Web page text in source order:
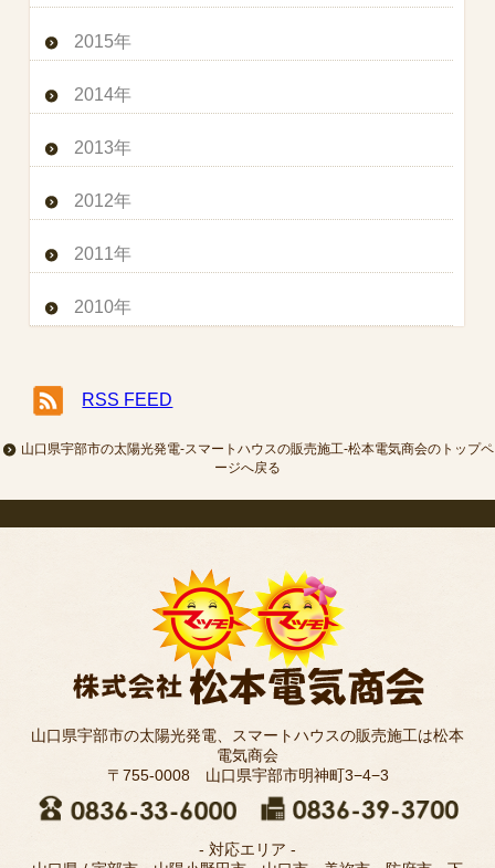
2015年
2014年
2013年
2012年
2011年
2010年
RSS FEED
山口県宇部市の太陽光発電-スマートハウスの販売施工-松本電気商会のトップペ
ージへ戻る
山口県宇部市の太陽光発電、スマートハウスの販売施工は松本
電気商会
〒755-0008 山口県宇部市明神町3−4−3
- 対応エリア -